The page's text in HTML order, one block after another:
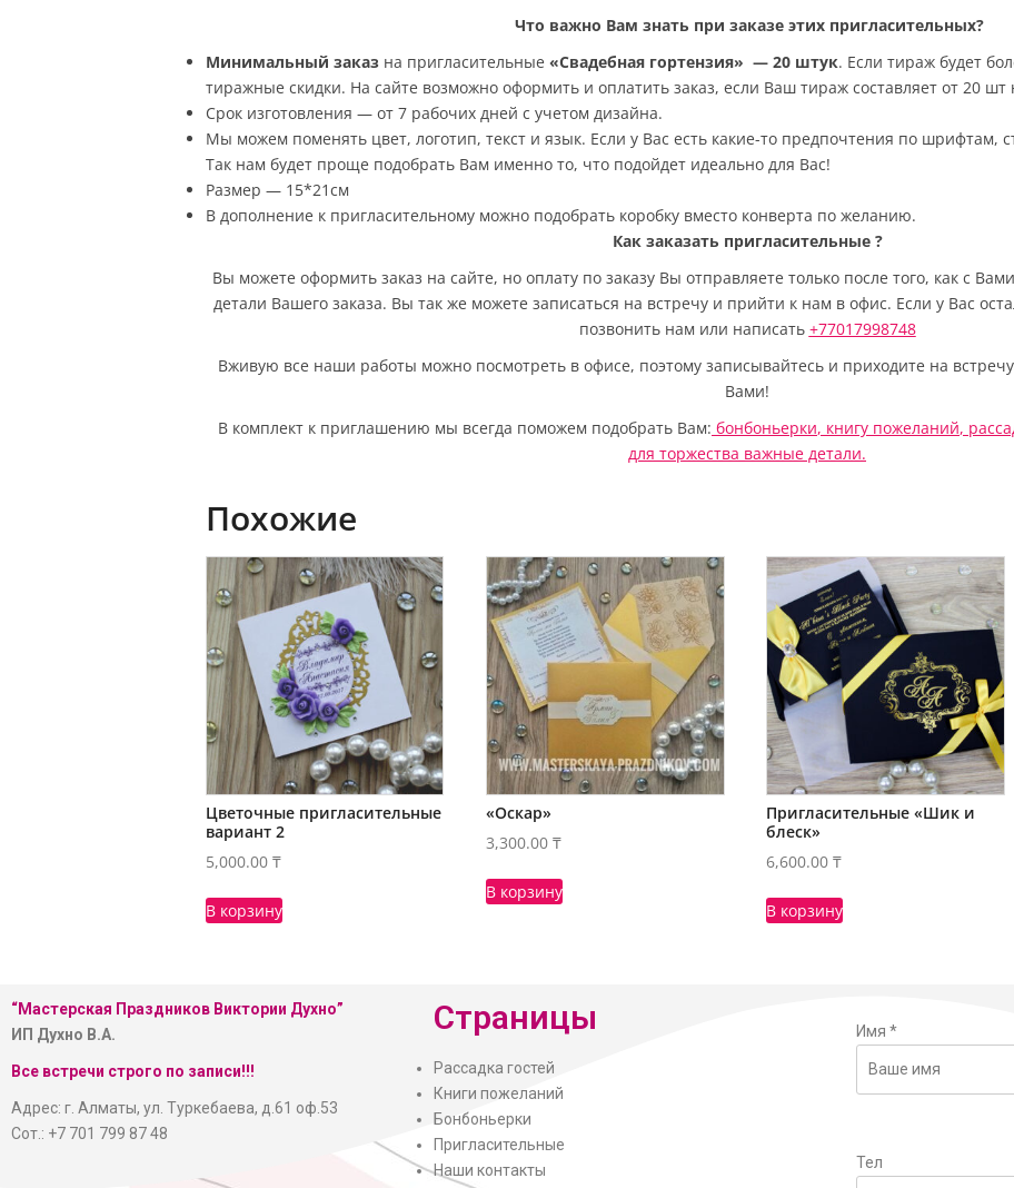
Что важно Вам знать при заказе этих пригласительных?
Минимальный заказ на пригласительные «Свадебная гортензия» —20 штук. Если тираж будет
тиражные скидки. На сайте возможно оформить и оплатить заказ, если Ваш тираж составляет от 20 шт
Срок изготовления — от 7 рабочих дней с учетом дизайна.
Мы можем поменять цвет, логотип, текст и язык. Если у Вас есть какие-то предпочтения по шрифтам,
Так нам будет проще подобрать Вам именно то, что подойдет идеально для Вас!
Размер — 15*21см
В дополнение к пригласительному можно подобрать коробку вместо конверта по желанию.
Как заказать пригласительные ?
Вы можете оформить заказ на сайте, но оплату по заказу Вы отправляете только после того, как с
детали Вашего заказа. Вы так же можете записаться на встречу и прийти к нам в офис. Если у Вас
позвонить нам или написать +77017998748
Вживую все наши работы можно посмотреть в офисе, поэтому записывайтесь и приходите на
Вами!
В комплект к приглашению мы всегда поможем подобрать Вам: бонбоньерки, книгу пожеланий,
для торжества важные детали.
Похожие
Цветочные пригласительные
вариант 2
5,000.00 ₸
В корзину
«Оскар»
3,300.00 ₸
В корзину
Пригласительные «Шик и
блеск»
6,600.00 ₸
В корзину
“Мастерская Праздников Виктории Духно”
ИП Духно В.А.
Все встречи строго по записи!!!
Адрес: г. Алматы, ул. Туркебаева, д.61 оф.53
Сот.: +7 701 799 87 48
Страницы
Рассадка гостей
Книги пожеланий
Бонбоньерки
Пригласительные
Наши контакты
Имя *
Тел